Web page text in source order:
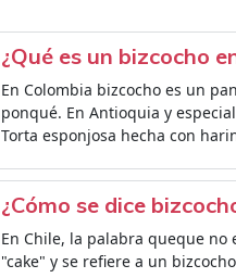
¿Qué es un bizcocho
En Colombia bizcocho es un
ponqué. En Antioquia y
Torta esponjosa hecha con
¿Cómo se dice
En Chile, la palabra queque no
"cake" y se refiere a un